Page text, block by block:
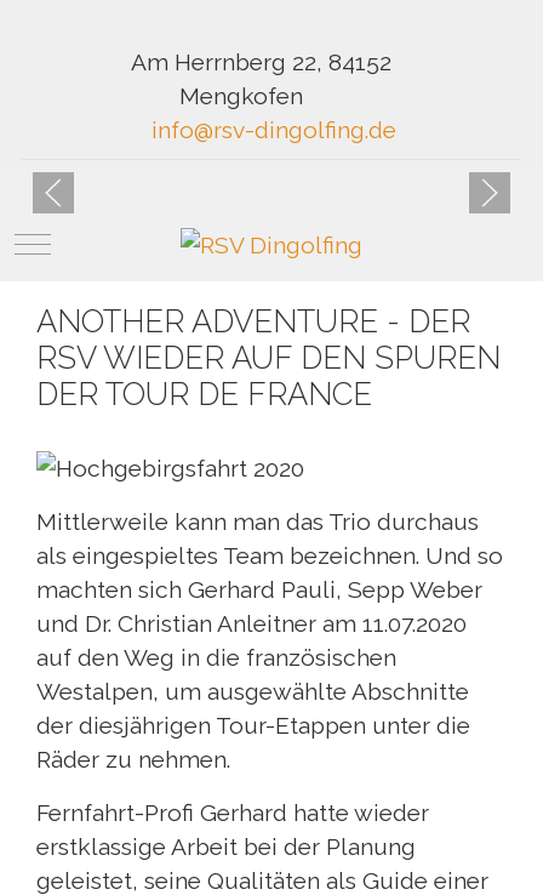
Am Herrnberg 22, 84152
Mengkofen
info@rsv-dingolfing.de
Mobile Menu Toggle
ANOTHER ADVENTURE - DER
RSV WIEDER AUF DEN SPUREN
DER TOUR DE FRANCE
Mittlerweile kann man das Trio durchaus
als eingespieltes Team bezeichnen. Und so
machten sich Gerhard Pauli, Sepp Weber
und Dr. Christian Anleitner am 11.07.2020
auf den Weg in die französischen
Westalpen, um ausgewählte Abschnitte
der diesjährigen Tour-Etappen unter die
Räder zu nehmen.
Fernfahrt-Profi Gerhard hatte wieder
erstklassige Arbeit bei der Planung
geleistet, seine Qualitäten als Guide einer